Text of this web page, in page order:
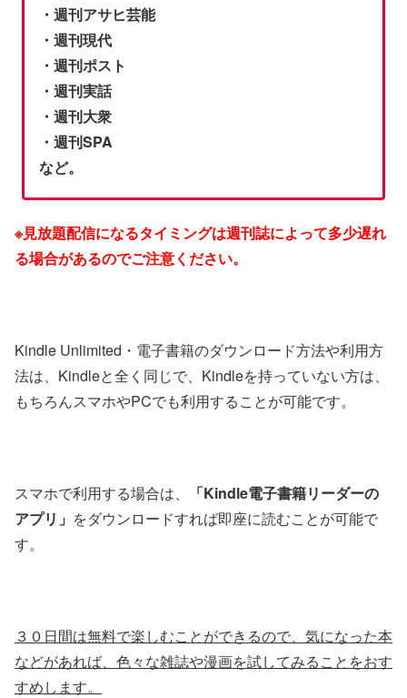
・週刊アサヒ芸能
・週刊現代
・週刊ポスト
・週刊実話
・週刊大衆
・週刊SPA
など。
※見放題配信になるタイミングは週刊誌によって多少遅れ
る場合があるのでご注意ください。
Kindle Unlimited・電子書籍のダウンロード方法や利用方
法は、Kindleと全く同じで、Kindleを持っていない方は、
もちろんスマホやPCでも利用することが可能です。
スマホで利用する場合は、
「Kindle電子書籍リーダーの
アプリ」 をダウンロードすれば即座に読むことが可能で
す。
３０日間は無料で楽しむことができるので、気になった本
などがあれば、色々な雑誌や漫画を試してみることをおす
すめします。